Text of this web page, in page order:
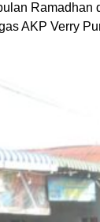
Ramadhan
AKP Verry